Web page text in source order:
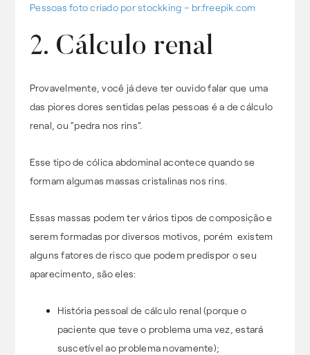
Pessoas foto criado por stockking – br.freepik.com
2. Cálculo renal
Provavelmente, você já deve ter ouvido falar que uma
das piores dores sentidas pelas pessoas é a de cálculo
renal, ou “pedra nos rins”.
Esse tipo de cólica abdominal acontece quando se
formam algumas massas cristalinas nos rins.
Essas massas podem ter vários tipos de composição e
serem formadas por diversos motivos, porém existem
alguns fatores de risco que podem predispor o seu
aparecimento, são eles:
História pessoal de cálculo renal (porque o
paciente que teve o problema uma vez, estará
suscetível ao problema novamente);